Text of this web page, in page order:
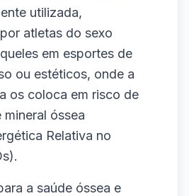
utilizada,
atletas do sexo
em esportes de
ou estéticos, onde a
os coloca em risco de
óssea
Relativa no
a saúde óssea e